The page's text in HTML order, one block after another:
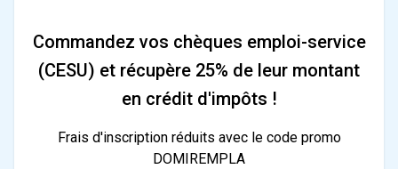
Commandez vos chèques emploi-service
(CESU) et récupère 25% de leur montant
en crédit d'impôts !
Frais d'inscription réduits avec le code promo
DOMIREMPLA